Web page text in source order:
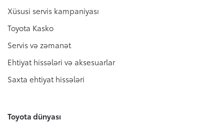
Xüsusi servis kampaniyası
Toyota Kasko
Servis və zəmanət
Ehtiyat hissələri və aksesuarlar
Saxta ehtiyat hissələri
Toyota dünyası